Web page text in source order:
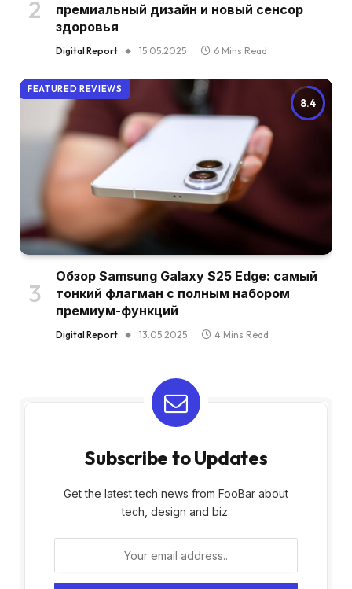
премиальный дизайн и новый сенсор
здоровья
Digital Report 15.05.2025 6 Mins Read
8.4
FEATURED REVIEWS
Обзор Samsung Galaxy S25 Edge: самый
тонкий флагман с полным набором
премиум-функций
Digital Report 13.05.2025 4 Mins Read
Subscribe to Updates
Get the latest tech news from FooBar about
tech, design and biz.